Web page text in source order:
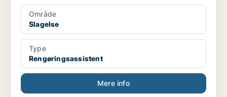
Område
Slagelse
Type
Rengøringsassistent
Mere info